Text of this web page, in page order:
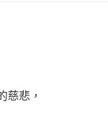
悲，